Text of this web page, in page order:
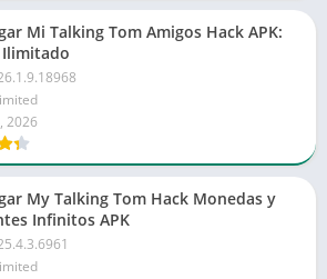
Mi Talking Tom Amigos Hack APK:
2026
My Talking Tom Hack Monedas y
Infinitos APK